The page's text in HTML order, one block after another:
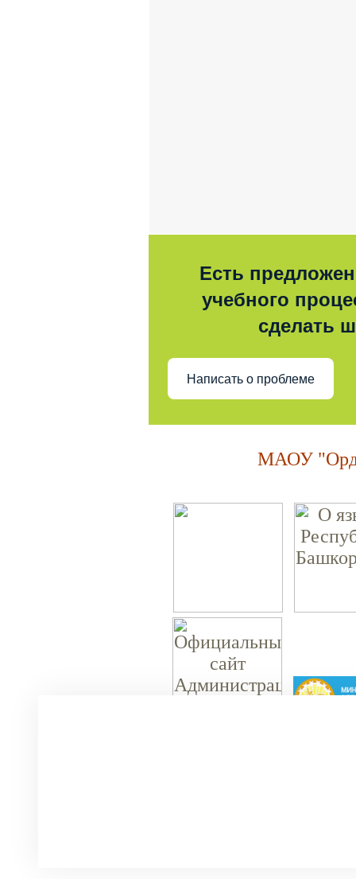
Есть
учебного
сделать
Написать о проблеме
МАОУ